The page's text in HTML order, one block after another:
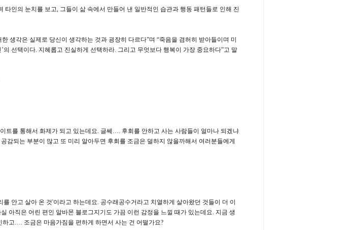
타인의 눈치를 보고, 그들이 삶 속에서 만들어 낸 일반적인 습관과 행동 패턴들로 인해 진
생각은 실제로 당신이 생각하는 것과 굉장히 다르다”며 “죽음을 겸허히 받아들이며 미
의 선택이다. 지혜롭고 진실하게 선택하라. 그리고 무엇보다 행복이 가장 중요하다”고 말
트를 통해서 화제가 되고 있는데요. 글쎄…. 후회를 안하고 사는 사람들이 얼마나 되겠냐
감되는 부분이 많고 또 미리 알아두면 후회를 조금은 덜하지 않을까해서 여러분들에게
안고 살아 온 것'이라고 하는데요. 공수래공수거라고 치열하게 살아왔던 것들이 더 이
아직은 어린 편인 알바몬 블로그지기도 가끔 이런 감정을 느낄 때가 있는데요. 지금 생
고…. 조금은 마음가짐을 편하게 하면서 사는 건 어떨가요?